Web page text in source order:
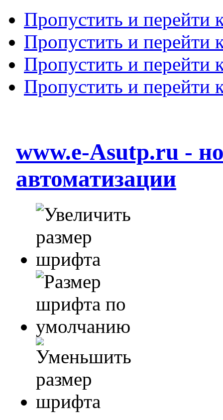
Пропустить и перейти
Пропустить и перейти
Пропустить и перейти
Пропустить и перейти
www.e-Asutp.ru -
автоматизации